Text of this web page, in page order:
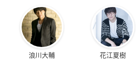
浪川大輔 花江夏樹